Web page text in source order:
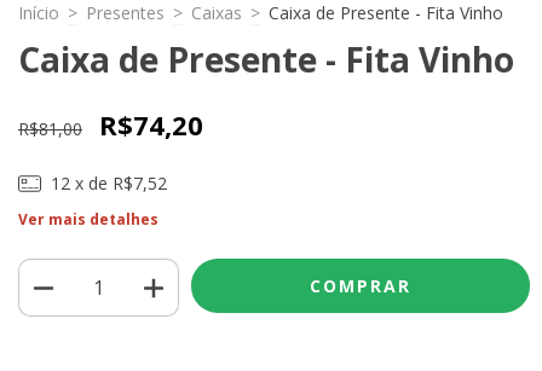
Início > Presentes > Caixas > Caixa de Presente - Fita Vinho
Caixa de Presente - Fita Vinho
R$81,00 R$74,20
12 x de R$7,52
Ver mais detalhes